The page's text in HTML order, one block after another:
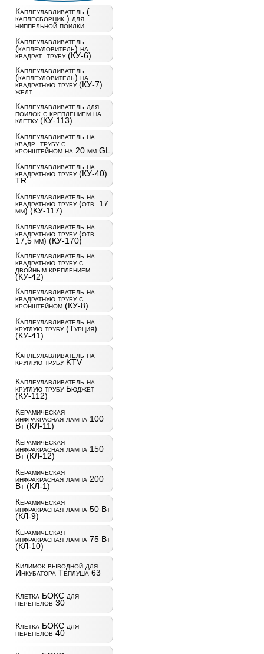
Каплеулавливатель (
каплесборник ) для
ниппельной поилки
Каплеулавливатель
(каплеуловитель) на
квадрат. трубу (КУ-6)
Каплеулавливатель
(каплеуловитель) на
квадратную трубу (КУ-7)
желт.
Каплеулавливатель для
поилок с креплением на
клетку (КУ-113)
Каплеулавливатель на
квадр. трубу с
кронштейном на 20 мм GL
Каплеулавливатель на
квадратную трубу (КУ-40)
TR
Каплеулавливатель на
квадратную трубу (отв. 17
мм) (КУ-117)
Каплеулавливатель на
квадратную трубу (отв.
17,5 мм) (КУ-170)
Каплеулавливатель на
квадратную трубу с
двойным креплением
(КУ-42)
Каплеулавливатель на
квадратную трубу с
кронштейном (КУ-8)
Каплеулавливатель на
круглую трубу (Турция)
(КУ-41)
Каплеулавливатель на
круглую трубу KTV
Каплеулавливатель на
круглую трубу Бюджет
(КУ-112)
Керамическая
инфракрасная лампа 100
Вт (КЛ-11)
Керамическая
инфракрасная лампа 150
Вт (КЛ-12)
Керамическая
инфракрасная лампа 200
Вт (КЛ-1)
Керамическая
инфракрасная лампа 50 Вт
(КЛ-9)
Керамическая
инфракрасная лампа 75 Вт
(КЛ-10)
Килимок выводной для
Инкубатора Теплуша 63
Клетка БОКС для
перепелов 30
Клетка БОКС для
перепелов 40